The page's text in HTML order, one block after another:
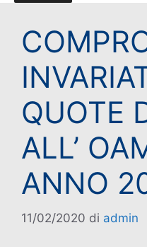
QUOTE
ALL’
ANNO
11/02/2020 di admin